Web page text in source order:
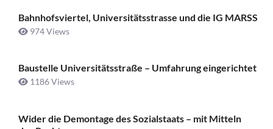
Bahnhofsviertel, Universitätsstrasse und die IG MARSS
974 Views
Baustelle Universitätsstraße ­– Umfahrung eingerichtet
1186 Views
Wider die Demontage des Sozialstaats – mit Mitteln